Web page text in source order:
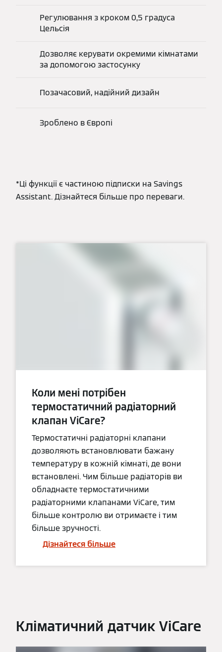
Регулювання з кроком 0,5 градуса
Цельсія
Дозволяє керувати окремими кімнатами
за допомогою застосунку
Позачасовий, надійний дизайн
Зроблено в Європі
*Ці функції є частиною підписки на Savings
Assistant. Дізнайтеся більше про переваги.
Коли мені потрібен
термостатичний радіаторний
клапан ViCare?
Термостатичні радіаторні клапани
дозволяють встановлювати бажану
температуру в кожній кімнаті, де вони
встановлені. Чим більше радіаторів ви
обладнаєте термостатичними
радіаторними клапанами ViCare, тим
більше контролю ви отримаєте і тим
більше зручності.
Дізнайтеся більше
Кліматичний датчик ViCare